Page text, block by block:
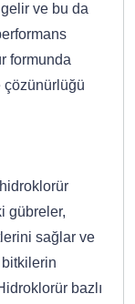
ve bu da
formunda
çözünürlüğü
gübreler,
sağlar ve
bazlı